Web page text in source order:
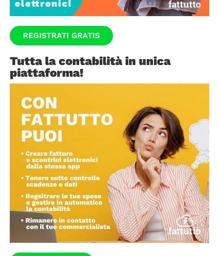
REGISTRATI GRATIS
Tutta la contabilità in unica
piattaforma!